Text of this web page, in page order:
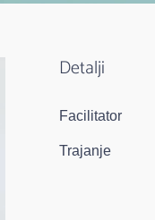
Detalji
Facilitator
Trajanje